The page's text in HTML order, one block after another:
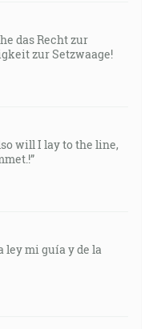
das Recht zur
zur Setzwaage!
will I lay to the line,
ley mi guía y de la